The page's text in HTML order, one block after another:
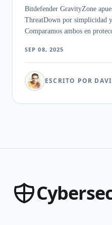
Bitdefender GravityZone
ThreatDown por simplicidad
Comparamos ambos en
SEP 08, 2025
ESCRITO POR